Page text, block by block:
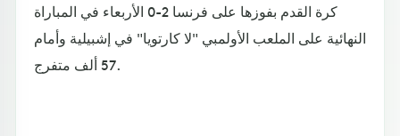
كرة القدم بفوزها على فرنسا 2-0 الأربعاء في المباراة
النهائية على الملعب الأولمبي "لا كارتويا" في إشبيلية وأمام
57 ألف متفرج.